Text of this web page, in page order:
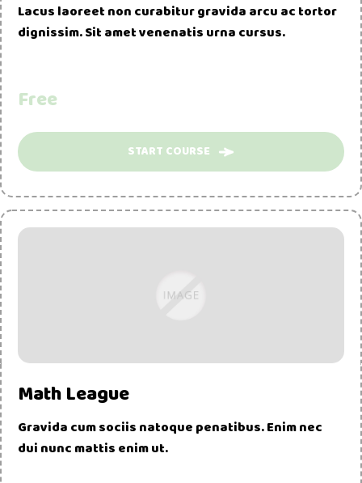
Lacus laoreet non curabitur gravida arcu ac tortor
dignissim. Sit amet venenatis urna cursus.
Free
START COURSE
Math League
Gravida cum sociis natoque penatibus. Enim nec
dui nunc mattis enim ut.